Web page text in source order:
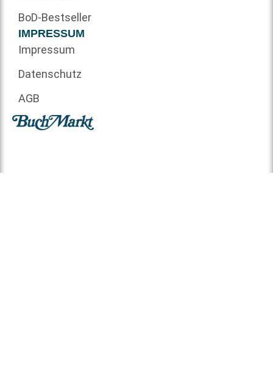
BoD-Bestseller
IMPRESSUM
Impressum
Datenschutz
AGB